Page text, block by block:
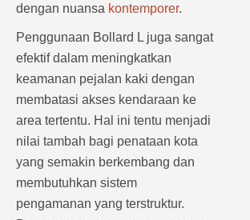
dengan nuansa kontemporer.
Penggunaan Bollard L juga sangat
efektif dalam meningkatkan
keamanan pejalan kaki dengan
membatasi akses kendaraan ke
area tertentu. Hal ini tentu menjadi
nilai tambah bagi penataan kota
yang semakin berkembang dan
membutuhkan sistem
pengamanan yang terstruktur.